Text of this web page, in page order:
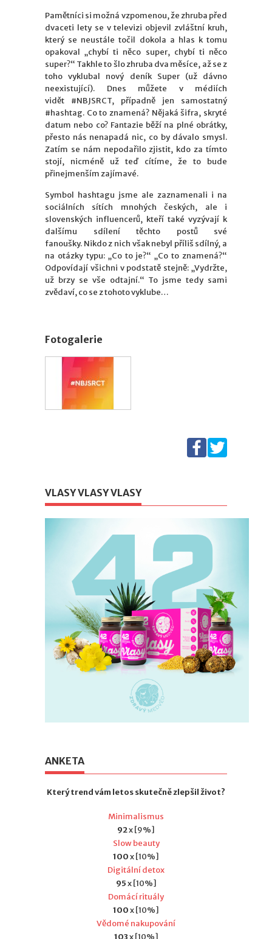
Pamětníci si možná vzpomenou, že zhruba před
dvaceti lety se v televizi objevil zvláštní kruh,
který se neustále točil dokola a hlas k tomu
opakoval „chybí ti něco super, chybí ti něco
super?“ Takhle to šlo zhruba dva měsíce, až se z
toho vyklubal nový deník Super (už dávno
neexistující). Dnes můžete v médiích
vidět #NBJSRCT, případně jen samostatný
#hashtag. Co to znamená? Nějaká šifra, skryté
datum nebo co? Fantazie běží na plné obrátky,
přesto nás nenapadá nic, co by dávalo smysl.
Zatím se nám nepodařilo zjistit, kdo za tímto
stojí, nicméně už teď cítíme, že to bude
přinejmenším zajímavé.
Symbol hashtagu jsme ale zaznamenali i na
sociálních sítích mnohých českých, ale i
slovenských influencerů, kteří také vyzývají k
dalšímu sdílení těchto postů své
fanoušky. Nikdo z nich však nebyl příliš sdílný, a
na otázky typu: „Co to je?“ „Co to znamená?“
Odpovídají všichni v podstatě stejně: „Vydržte,
už brzy se vše odtajní.“ To jsme tedy sami
zvědaví, co se z tohoto vyklube…
Fotogalerie
VLASY VLASY VLASY
ANKETA
Který trend vám letos skutečně zlepšil život?
Minimalismus
92x [9%]
Slow beauty
100x [10%]
Digitální detox
95x [10%]
Domácí rituály
100x [10%]
Vědomé nakupování
103x [10%]